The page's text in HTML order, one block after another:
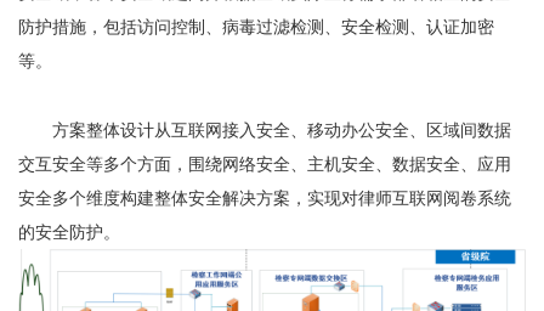
防护措施，包括访问控制、病毒过滤检测、安全检测、认证加密
等。
方案整体设计从互联网接入安全、移动办公安全、区域间数据
交互安全等多个方面，围绕网络安全、主机安全、数据安全、应用
安全多个维度构建整体安全解决方案，实现对律师互联网阅卷系统
的安全防护。